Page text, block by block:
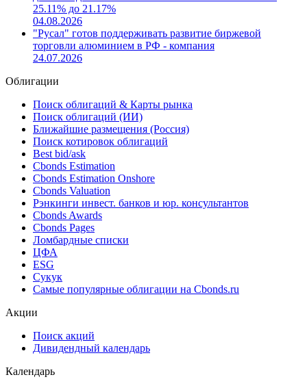
25.11% до 21.17%
04.08.2026
"Русал" готов поддерживать развитие биржевой
торговли алюминием в РФ - компания
24.07.2026
Облигации
Поиск облигаций & Карты рынка
Поиск облигаций (ИИ)
Ближайшие размещения (Россия)
Поиск котировок облигаций
Best bid/ask
Cbonds Estimation
Cbonds Estimation Onshore
Cbonds Valuation
Рэнкинги инвест. банков и юр. консультантов
Cbonds Awards
Cbonds Pages
Ломбардные списки
ЦФА
ESG
Сукук
Самые популярные облигации на Cbonds.ru
Акции
Поиск акций
Дивидендный календарь
Календарь